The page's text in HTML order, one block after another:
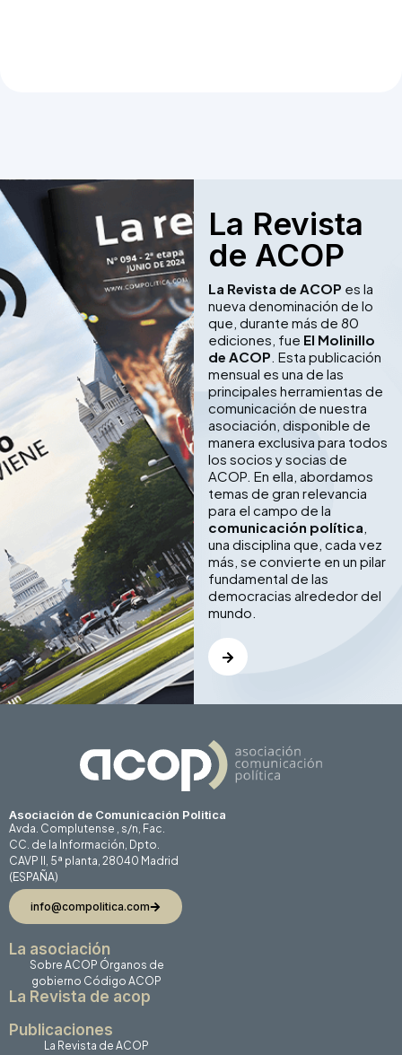
La Revista
de ACOP
La Revista de ACOP es la
nueva denominación de lo
que, durante más de 80
ediciones, fue El Molinillo
de ACOP . Esta publicación
mensual es una de las
principales herramientas de
comunicación de nuestra
asociación, disponible de
manera exclusiva para todos
los socios y socias de
ACOP. En ella, abordamos
temas de gran relevancia
para el campo de la
comunicación política
una disciplina que, cada vez
más, se convierte en un pilar
fundamental de las
democracias alrededor del
mundo.
Asociación de Comunicación Politica
Avda. Complutense , s/n, Fac.
CC. de la Información, Dpto.
CAVP II, 5ª planta, 28040 Madrid
(ESPAÑA)
info@compolitica.com
La asociación
Sobre ACOP Órganos de
gobierno Código ACOP
La Revista de acop
Publicaciones
La Revista de ACOP